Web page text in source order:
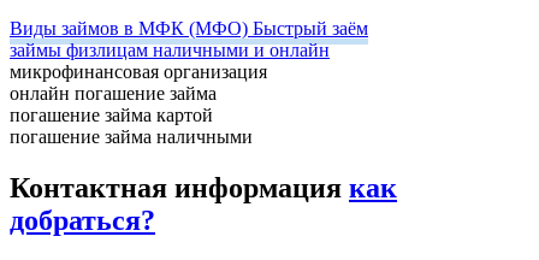
Виды займов в МФК (МФО) Быстрый заём
займы физлицам наличными и онлайн
микрофинансовая организация
онлайн погашение займа
погашение займа картой
погашение займа наличными
Контактная информация как
добраться?